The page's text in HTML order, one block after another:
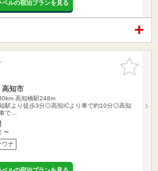
ベルの宿泊プランを見る
お気に入
りに追加
高知市
高知橋駅248m
駅より徒歩3分◎高知ICより車で約10分◎高知
で…
～
ウナ